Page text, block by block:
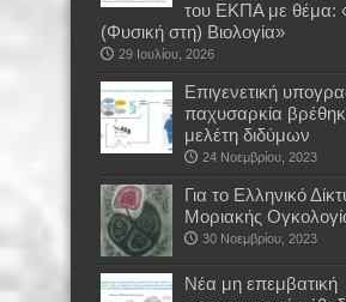
του ΕΚΠΑ με θέμα:
(Φυσική στη) Βιολογία»
29 Ιουλίου, 2026
Επιγενετική
παχυσαρκία
μελέτη διδύμων
24 Νοεμβρίου, 2023
Για το Ελληνικό
Μοριακής
30 Νοεμβρίου, 2023
Νέα μη επεμβατική